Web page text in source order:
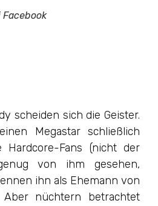
Facebook
scheiden sich die Geister.
Megastar schließlich
Hardcore-Fans (nicht der
von ihm gesehen,
ihn als Ehemann von
Aber nüchtern betrachtet